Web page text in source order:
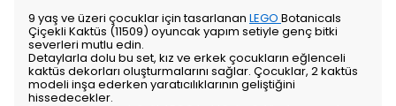
9 yaş ve üzeri çocuklar için tasarlanan LEGO Botanicals
Çiçekli Kaktüs (11509) oyuncak yapım setiyle genç bitki
severleri mutlu edin.
Detaylarla dolu bu set, kız ve erkek çocukların eğlenceli
kaktüs dekorları oluşturmalarını sağlar. Çocuklar, 2 kaktüs
modeli inşa ederken yaratıcılıklarının geliştiğini
hissedecekler.